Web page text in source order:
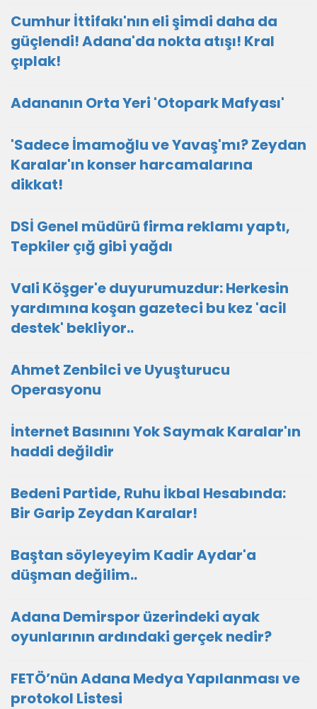
Cumhur İttifakı'nın eli şimdi daha da
güçlendi! Adana'da nokta atışı! Kral
çıplak!
Adananın Orta Yeri 'Otopark Mafyası'
'Sadece İmamoğlu ve Yavaş'mı? Zeydan
Karalar'ın konser harcamalarına
dikkat!
DSİ Genel müdürü firma reklamı yaptı,
Tepkiler çığ gibi yağdı
Vali Köşger'e duyurumuzdur: Herkesin
yardımına koşan gazeteci bu kez 'acil
destek' bekliyor..
Ahmet Zenbilci ve Uyuşturucu
Operasyonu
İnternet Basınını Yok Saymak Karalar'ın
haddi değildir
Bedeni Partide, Ruhu İkbal Hesabında:
Bir Garip Zeydan Karalar!
Baştan söyleyeyim Kadir Aydar'a
düşman değilim..
Adana Demirspor üzerindeki ayak
oyunlarının ardındaki gerçek nedir?
FETÖ’nün Adana Medya Yapılanması ve
protokol Listesi